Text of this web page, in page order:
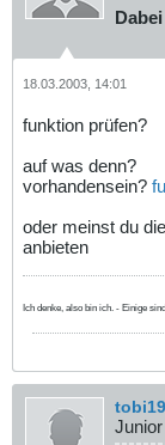
18.03.2003, 14:01
funktion prüfen?
auf was denn?
vorhandensein?
oder meinst du
anbieten
Ich denke, also bin ich. - Einige sind